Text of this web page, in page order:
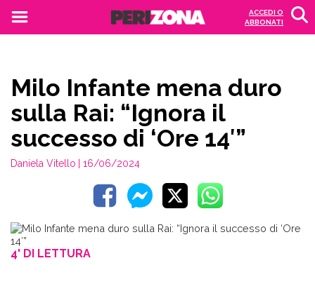
ACCEDI O
ABBONATI
Milo Infante mena duro
sulla Rai: “Ignora il
successo di ‘Ore 14′”
Daniela Vitello | 16/06/2024
4' DI LETTURA